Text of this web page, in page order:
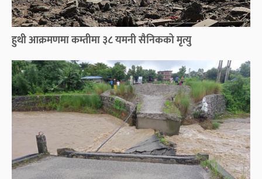
हुथी आक्रमणमा कम्तीमा ३८ यमनी सैनिकको मृत्यु